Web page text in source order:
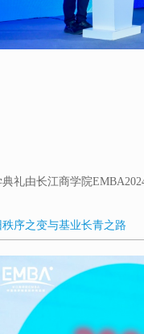
礼由长江商学院
秩序之变与基业长青之路